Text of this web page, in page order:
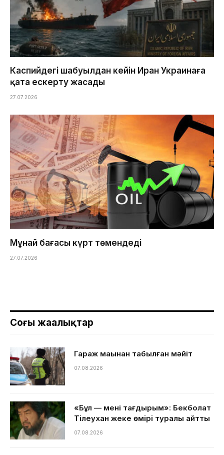
Каспийдегі шабуылдан кейін Иран Украинаға
қатаң ескерту жасады
27.07.2026
Мұнай бағасы күрт төмендеді
27.07.2026
Соңғы жаңалықтар
Гараж маңынан табылған мәйіт
07.08.2026
«Бұл — менің тағдырым»: Бекболат
Тілеухан жеке өмірі туралы айтты
07.08.2026